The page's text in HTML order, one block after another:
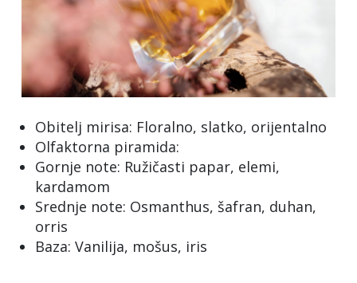
Obitelj mirisa: Floralno, slatko, orijentalno
Olfaktorna piramida:
Gornje note: Ružičasti papar, elemi,
kardamom
Srednje note: Osmanthus, šafran, duhan,
orris
Baza: Vanilija, mošus, iris